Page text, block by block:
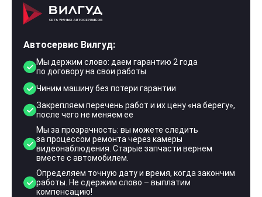
Автосервис Вилгуд:
Мы держим слово: даем гарантию 2 года
по договору на свои работы
Чиним машину без потери гарантии
Закрепляем перечень работ и их цену «на берегу»,
после чего не меняем ее
Мы за прозрачность: вы можете следить
за процессом ремонта через камеры
видеонаблюдения. Старые запчасти вернем
вместе с автомобилем.
Определяем точную дату и время, когда закончим
работы. Не сдержим слово – выплатим
компенсацию!